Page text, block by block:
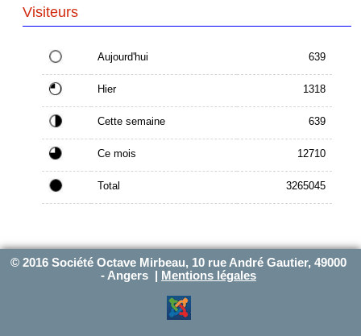
Visiteurs
Aujourd'hui 639
Hier 1318
Cette semaine 639
Ce mois 12710
Total 3265045
© 2016 Société Octave Mirbeau, 10 rue André Gautier, 49000
- Angers |
Mentions légales